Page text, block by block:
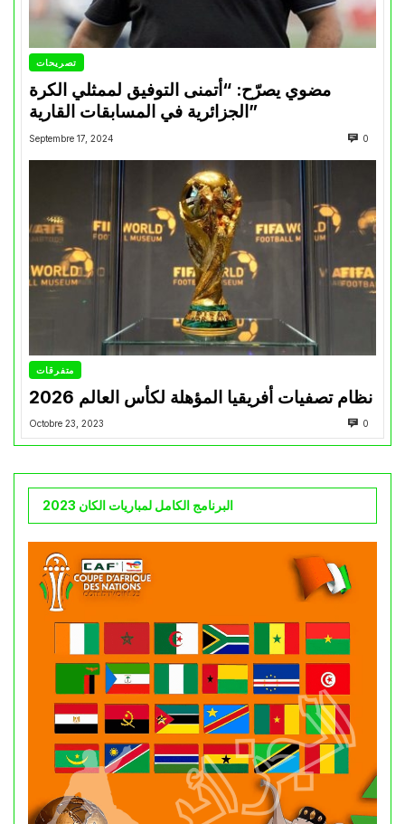
تصريحات
مضوي يصرّح: “أتمنى التوفيق لممثلي الكرة
الجزائرية في المسابقات القارية”
Septembre 17, 2024 0
متفرقات
نظام تصفيات أفريقيا المؤهلة لكأس العالم 2026
Octobre 23, 2023 0
البرنامج الكامل لمباريات الكان 2023